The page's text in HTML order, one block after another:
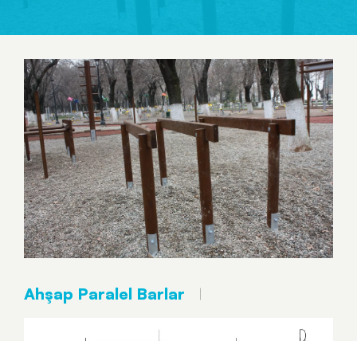
Ahşap Paralel Barlar